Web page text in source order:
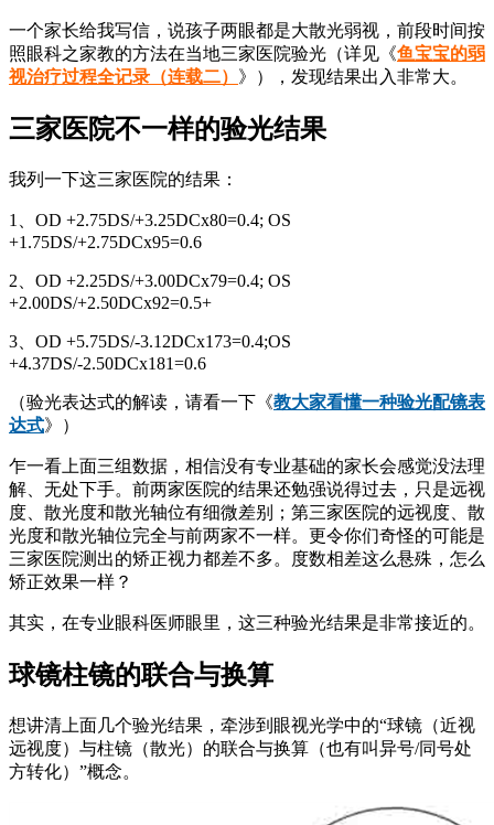
一个家长给我写信，说孩子两眼都是大散光弱视，前段时间按
照眼科之家教的方法在当地三家医院验光（详见《鱼宝宝的弱
视治疗过程全记录（连载二） 》），发现结果出入非常大。
三家医院不一样的验光结果
我列一下这三家医院的结果：
1、OD +2.75DS/+3.25DCx80=0.4; OS
+1.75DS/+2.75DCx95=0.6
2、OD +2.25DS/+3.00DCx79=0.4; OS
+2.00DS/+2.50DCx92=0.5+
3、OD +5.75DS/-3.12DCx173=0.4;OS
+4.37DS/-2.50DCx181=0.6
（验光表达式的解读，请看一下《教大家看懂一种验光配镜表
达式》）
乍一看上面三组数据，相信没有专业基础的家长会感觉没法理
解、无处下手。前两家医院的结果还勉强说得过去，只是远视
度、散光度和散光轴位有细微差别；第三家医院的远视度、散
光度和散光轴位完全与前两家不一样。更令你们奇怪的可能是
三家医院测出的矫正视力都差不多。度数相差这么悬殊，怎么
矫正效果一样？
其实，在专业眼科医师眼里，这三种验光结果是非常接近的。
球镜柱镜的联合与换算
想讲清上面几个验光结果，牵涉到眼视光学中的“球镜（近视
远视度）与柱镜（散光）的联合与换算（也有叫异号/同号处
方转化）”概念。